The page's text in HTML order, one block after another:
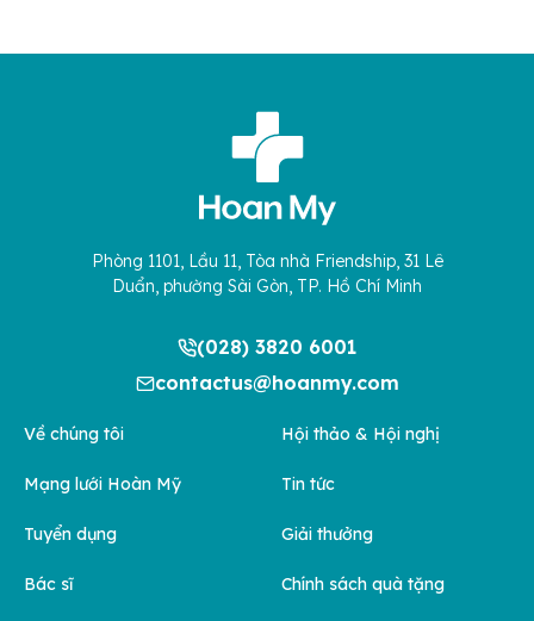
Phòng 1101, Lầu 11, Tòa nhà Friendship, 31 Lê
Duẩn, phường Sài Gòn, TP. Hồ Chí Minh
(028) 3820 6001
contactus@hoanmy.com
Về chúng tôi
Mạng lưới Hoàn Mỹ
Tuyển dụng
Bác sĩ
Hội thảo & Hội nghị
Tin tức
Giải thưởng
Chính sách quà tặng